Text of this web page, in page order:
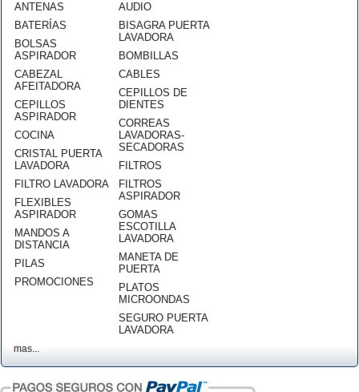
ANTENAS
BATERÍAS
BOLSAS
ASPIRADOR
CABEZAL
AFEITADORA
CEPILLOS
ASPIRADOR
COCINA
CRISTAL PUERTA
LAVADORA
FILTRO LAVADORA
FLEXIBLES
ASPIRADOR
MANDOS A
DISTANCIA
PILAS
PROMOCIONES
AUDIO
BISAGRA PUERTA
LAVADORA
BOMBILLAS
CABLES
CEPILLOS DE
DIENTES
CORREAS
LAVADORAS-
SECADORAS
FILTROS
FILTROS
ASPIRADOR
GOMAS
ESCOTILLA
LAVADORA
MANETA DE
PUERTA
PLATOS
MICROONDAS
SEGURO PUERTA
LAVADORA
mas...